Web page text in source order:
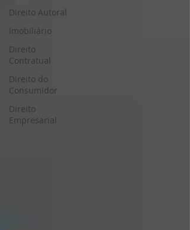
Direito Autoral
Imobiliário
Direito
Contratual
Direito do
Consumidor
Direito
Empresarial